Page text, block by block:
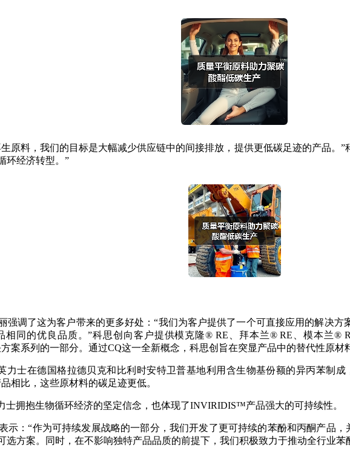
原料，我们的目标是大幅减少供应链中的间接排放，提供更低碳足迹的产品。
环经济转型。”
强调了这为客户带来的更多好处：“我们为客户提供了一个可直接应用的解决
相同的优良品质。”科思创向客户提供模克隆® RE、拜本兰® RE、模本兰®
方案系列的一部分。通过CQ这一全新概念，科思创旨在突显产品中的替代性原
士在德国格拉德贝克和比利时安特卫普基地利用含生物基份额的异丙苯制
相比，这些原材料的碳足迹更低。
士拥抱生物循环经济的坚定信念，也体现了INVIRIDIS™产品强大的可持续性。
示：“作为可持续发展战略的一部分，我们开发了更可持续的苯酚和丙酮产
选方案。同时，在不影响独特产品品质的前提下，我们积极致力于推动全行业